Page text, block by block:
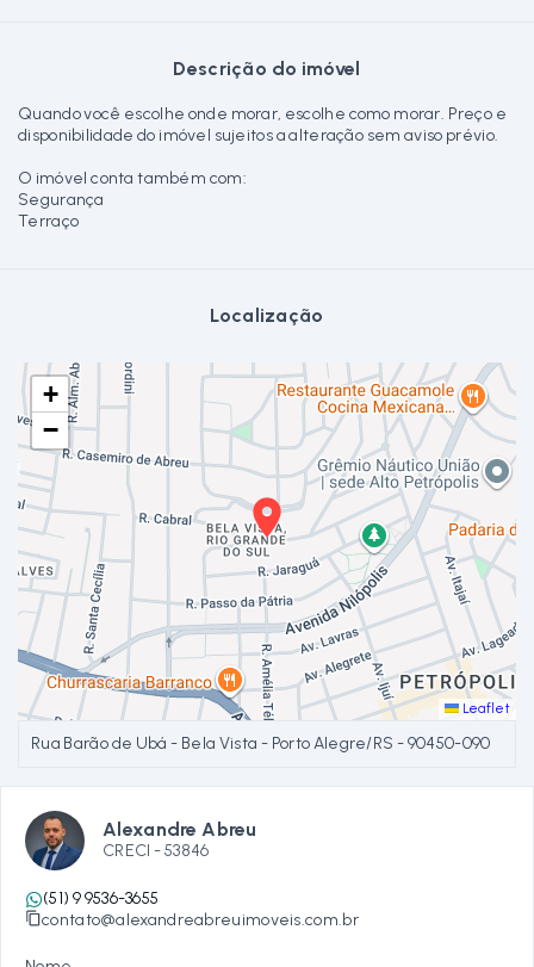
Descrição do imóvel
Quando você escolhe onde morar, escolhe como morar. Preço e
disponibilidade do imóvel sujeitos a alteração sem aviso prévio.
O imóvel conta também com:
Segurança
Terraço
Localização
+
−
Leaflet
Rua Barão de Ubá - Bela Vista - Porto Alegre/RS - 90450-090
Alexandre Abreu
CRECI -53846
(51) 9 9536-3655
contato@alexandreabreuimoveis.com.br